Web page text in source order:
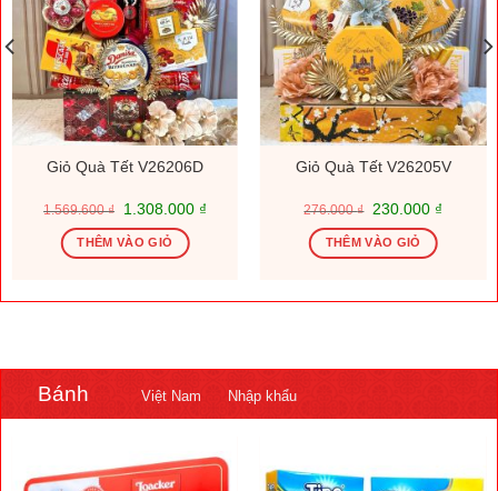
Giỏ Quà Tết V26206D
1.569.600₫
Giá
là:
1.569.600 ₫.
1.308.000 ₫Giá
THÊM VÀO GIỎ
Giỏ Quà Tết V26205V
276.000₫
Giá
là:
276.000 ₫.
230.000 ₫Giá
THÊM VÀO GIỎ
Bánh Việt Nam Nhập khẩu